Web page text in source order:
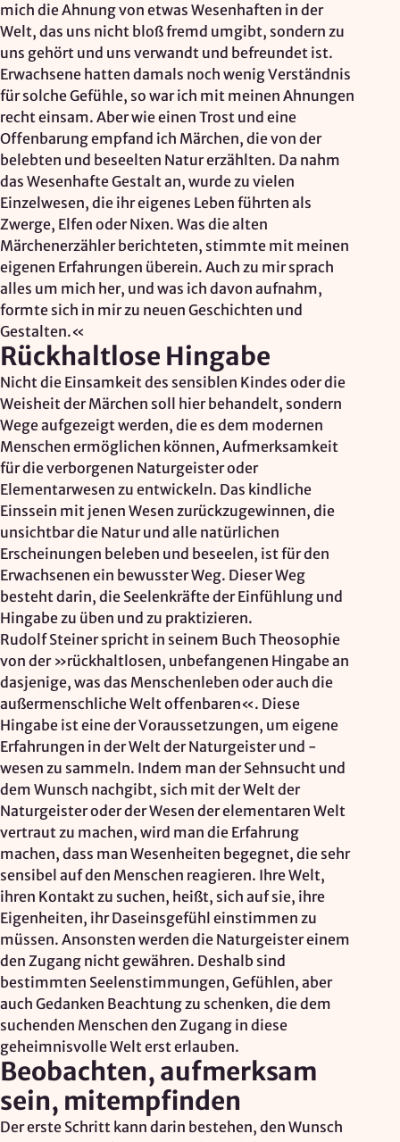
mich die Ahnung von etwas Wesenhaften in der
Welt, das uns nicht bloß fremd umgibt, sondern zu
uns gehört und uns verwandt und befreundet ist.
Erwachsene hatten damals noch wenig Verständnis
für solche Gefühle, so war ich mit meinen Ahnungen
recht einsam. Aber wie einen Trost und eine
Offenbarung empfand ich Märchen, die von der
belebten und beseelten Natur erzählten. Da nahm
das Wesenhafte Gestalt an, wurde zu vielen
Einzelwesen, die ihr eigenes Leben führten als
Zwerge, Elfen oder Nixen. Was die alten
Märchenerzähler berichteten, stimmte mit meinen
eigenen Erfahrungen überein. Auch zu mir sprach
alles um mich her, und was ich davon aufnahm,
formte sich in mir zu neuen Geschichten und
Gestalten.«
Rückhaltlose Hingabe
Nicht die Einsamkeit des sensiblen Kindes oder die
Weisheit der Märchen soll hier behandelt, sondern
Wege aufgezeigt werden, die es dem modernen
Menschen ermöglichen können, Aufmerksamkeit
für die verborgenen Naturgeister oder
Elementarwesen zu entwickeln. Das kindliche
Einssein mit jenen Wesen zurückzugewinnen, die
unsichtbar die Natur und alle natürlichen
Erscheinungen beleben und beseelen, ist für den
Erwachsenen ein bewusster Weg. Dieser Weg
besteht darin, die Seelenkräfte der Einfühlung und
Hingabe zu üben und zu praktizieren.
Rudolf Steiner spricht in seinem Buch Theosophie
von der »rückhaltlosen, unbefangenen Hingabe an
dasjenige, was das Menschenleben oder auch die
außermenschliche Welt offenbaren«. Diese
Hingabe ist eine der Voraussetzungen, um eigene
Erfahrungen in der Welt der Naturgeister und -
wesen zu sammeln. Indem man der Sehnsucht und
dem Wunsch nachgibt, sich mit der Welt der
Naturgeister oder der Wesen der elementaren Welt
vertraut zu machen, wird man die Erfahrung
machen, dass man Wesenheiten begegnet, die sehr
sensibel auf den Menschen reagieren. Ihre Welt,
ihren Kontakt zu suchen, heißt, sich auf sie, ihre
Eigenheiten, ihr Daseinsgefühl einstimmen zu
müssen. Ansonsten werden die Naturgeister einem
den Zugang nicht gewähren. Deshalb sind
bestimmten Seelenstimmungen, Gefühlen, aber
auch Gedanken Beachtung zu schenken, die dem
suchenden Menschen den Zugang in diese
geheimnisvolle Welt erst erlauben.
Beobachten, aufmerksam
sein, mitempfinden
Der erste Schritt kann darin bestehen, den Wunsch
Cookie Laufzeit:
180 Tage
Hosting: DomainFactory GmbH, Deutschland
Rechtsgrundlage: Art. 6 Abs. 1 lit. f DSGVO
IP-Anonymisierung: aktiviert
Mailjet
Anbieter:
Mailjet GmbH
Zweck:
Anmeldung und Versand von Newslettern